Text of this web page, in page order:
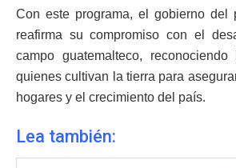
Con este programa, el gobierno del
reafirma su compromiso con el
campo guatemalteco,
quienes cultivan la tierra para
hogares y el crecimiento del país.
Lea también: